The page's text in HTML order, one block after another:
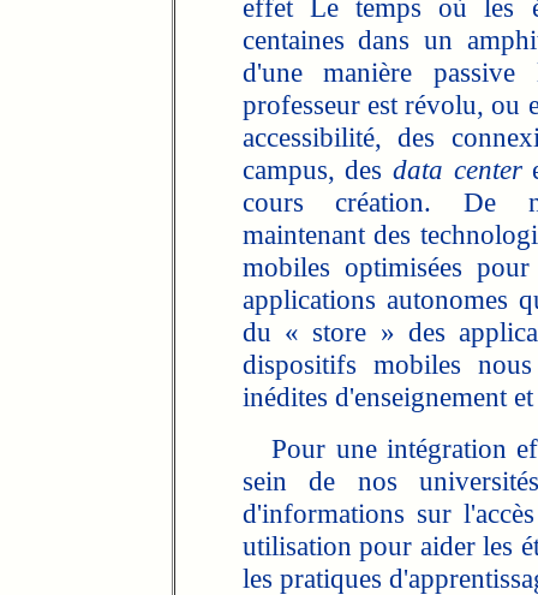
effet Le temps où les
centaines dans un
d'une manière
professeur est révolu, ou
accessibilité, des
campus, des data center
cours création. De
maintenant des
mobiles optimisées
applications autonomes
du « store » des
dispositifs mobiles
inédites d'enseignement
Pour une intégration
sein de nos
d'informations sur
utilisation pour aider les
les pratiques